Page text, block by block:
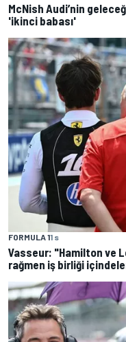
McNish Audi’nin
'ikinci babası'
FORMULA 11 s
Vasseur: "Hamilton ve
rağmen iş birliği